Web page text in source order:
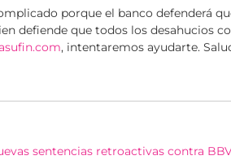
porque el banco defenderá
defiende que todos los desahucios
, intentaremos ayudarte.
sentencias retroactivas contra